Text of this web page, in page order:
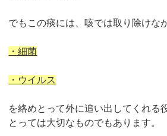
でもこの痰には、咳では取り除けな
・細菌
・ウイルス
を絡めとって外に追い出してくれる
とっては大切なものでもあります。